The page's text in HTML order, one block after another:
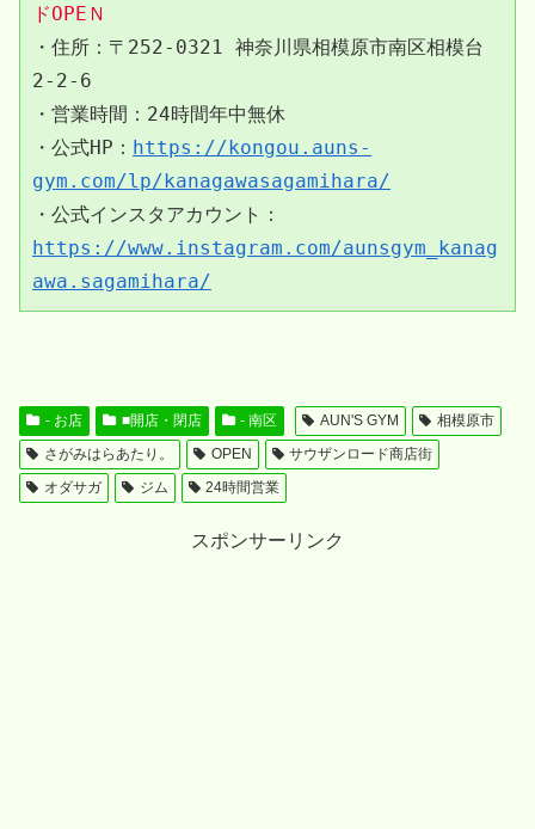
ドOPEＮ
・住所：〒252-0321 神奈川県相模原市南区相模台
2-2-6
・営業時間：24時間年中無休
・公式HP： https://kongou.auns-
gym.com/lp/kanagawasagamihara/
・公式インスタアカウント：
https://www.instagram.com/aunsgym_kanag
awa.sagamihara/
- お店 ■開店・閉店 - 南区 AUN'S GYM
相模原市
さがみはらあたり。
OPEN
サウザンロード商店街
オダサガ
ジム 24時間営業
スポンサーリンク